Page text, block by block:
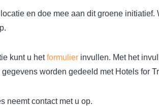
en doe mee aan dit groene initiatief.
kunt u hetformulier invullen. Met het
worden gedeeld met Hotels for
neemt contact met u op.